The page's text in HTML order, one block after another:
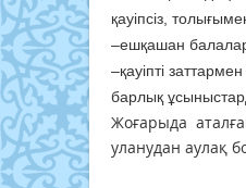
қауіпсіз,
–ешқашан балалар
–қауіпті
барлық
Жоғарыда
уланудан аулақ